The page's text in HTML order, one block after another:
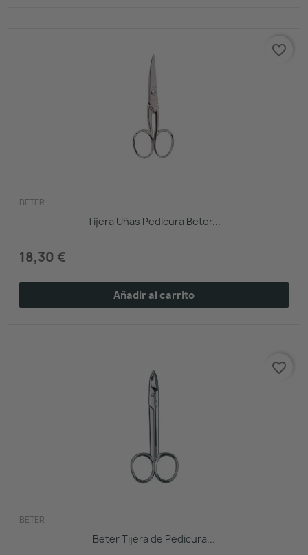
BETER
Tijera Uñas Pedicura Beter...
18,30 €
Añadir al carrito
favorite_border
BETER
Beter Tijera de Pedicura...
favorite_border